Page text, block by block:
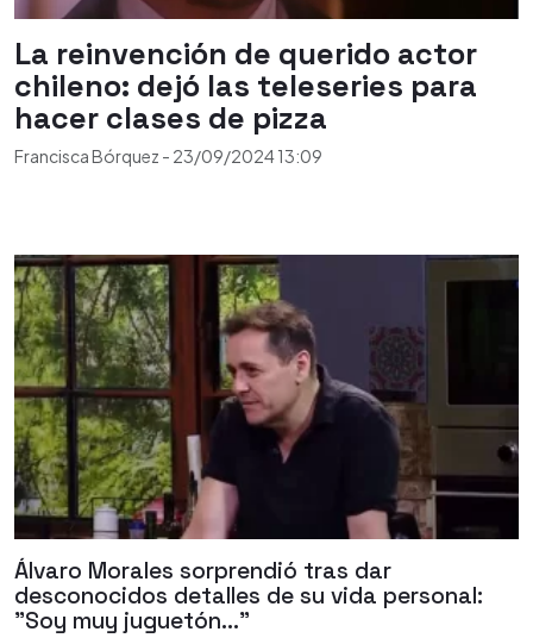
La reinvención de querido actor
chileno: dejó las teleseries para
hacer clases de pizza
Francisca Bórquez - 23/09/202413:09
Álvaro Morales sorprendió tras dar
desconocidos detalles de su vida personal:
"Soy muy juguetón..."